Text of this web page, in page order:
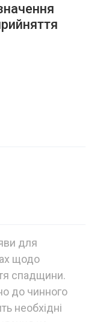
для
щодо
спадщини.
до чинного
необхідні